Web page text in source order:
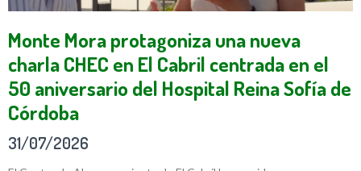
Monte Mora protagoniza una nueva
charla CHEC en El Cabril centrada en el
50 aniversario del Hospital Reina Sofía de
Córdoba
31/07/2026